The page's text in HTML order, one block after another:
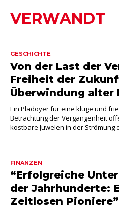
VERWANDT
GESCHICHTE
Von der Last der
Freiheit der
Überwindung alter
Ein Plädoyer für eine kluge und
Betrachtung der Vergangenheit
kostbare Juwelen in der Strömung
FINANZEN
“Erfolgreiche
der Jahrhunderte:
Zeitlosen Pioniere”